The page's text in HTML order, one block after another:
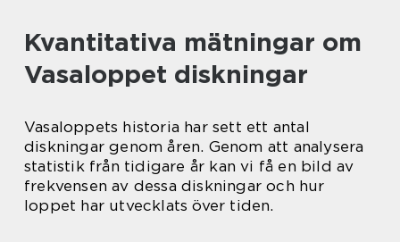
Kvantitativa mätningar om
Vasaloppet diskningar
Vasaloppets historia har sett ett antal
diskningar genom åren. Genom att analysera
statistik från tidigare år kan vi få en bild av
frekvensen av dessa diskningar och hur
loppet har utvecklats över tiden.